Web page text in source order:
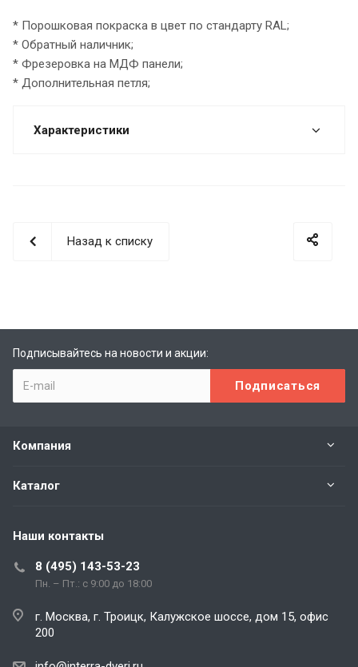
* Порошковая покраска в цвет по стандарту RAL;
* Обратный наличник;
* Фрезеровка на МДФ панели;
* Дополнительная петля;
Характеристики
Назад к списку
Подписывайтесь на новости и акции:
Компания
Каталог
Наши контакты
8 (495) 143-53-23
Пн. – Пт.: с 9:00 до 18:00
г. Москва, г. Троицк, Калужское шоссе, дом 15, офис
200